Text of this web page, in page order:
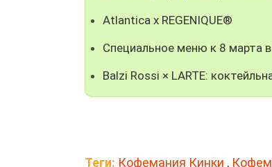
Atlantica x REGENIQUE®
Специальное меню к 8 марта
Balzi Rossi × LARTE:
Теги: Кофемания Кинки ,